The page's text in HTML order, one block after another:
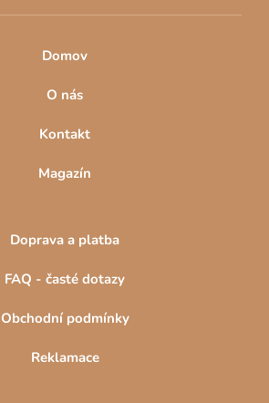
Domov
O nás
Kontakt
Magazín
Doprava a platba
FAQ - časté dotazy
Obchodní podmínky
Reklamace